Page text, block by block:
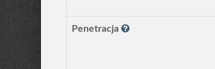
Penetracja